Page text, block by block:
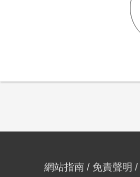
網站指南 免責聲明